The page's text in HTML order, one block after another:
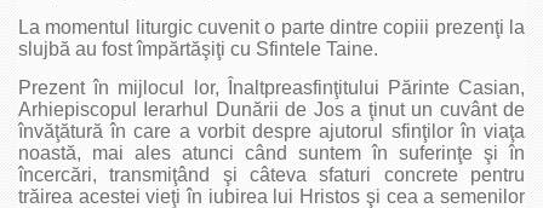
La momentul liturgic cuvenit o parte dintre copiii prezenţi la
slujbă au fost împărtăşiţi cu Sfintele Taine.
Prezent în mijlocul lor, Înaltpreasfinţitului Părinte Casian,
Arhiepiscopul Ierarhul Dunării de Jos a ţinut un cuvânt de
învăţătură în care a vorbit despre ajutorul sfinţilor în viaţa
noastă, mai ales atunci când suntem în suferinţe şi în
încercări, transmiţând şi câteva sfaturi concrete pentru
trăirea acestei vieţi în iubirea lui Hristos şi cea a semenilor